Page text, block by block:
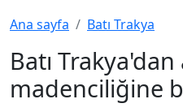
Ana sayfa Batı Trakya
Batı Trakya'dan
madenciliğine